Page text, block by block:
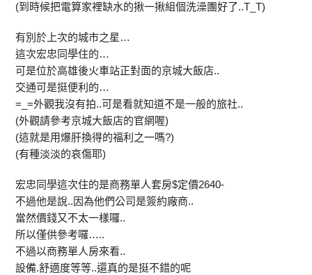
(到時候把電算家裡缺水的揪一揪組個洗澡團好了..T_T)
有別於上次的城市之星…
這次宏忠同學住的…
可是位於高雄後火車站正對面的京城大飯店..
交通可是挺便利的…
=_=外觀我沒有拍..可是看就知道不是一般的旅社..
(外觀請參考京城大飯店的官網喔)
(這就是用爆肝換得的福利之一嗎?)
(有種淡淡的哀傷耶)
宏忠同學這次住的是商務單人套房$定價2640-
不過他是說..因為他們公司是簽約廠商..
當然價錢又不太一樣囉..
所以僅供參考囉…..
不過以商務單人房來看..
設備.舒適度等等..還真的是挺不錯的呢